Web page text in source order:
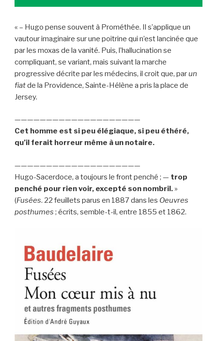
« – Hugo pense souvent à Prométhée. Il s’applique un
vautour imaginaire sur une poitrine qui n’est lancinée que
par les moxas de la vanité. Puis, l’hallucination se
compliquant, se variant, mais suivant la marche
progressive décrite par les médecins, il croit que, parun
fiatde la Providence, Sainte-Hélène a pris la place de
Jersey.
————————————————————
Cet homme est si peu élégiaque, si peu éthéré,
qu’il ferait horreur même à un notaire.
————————————————————
Hugo-Sacerdoce, a toujours le front penché ; — trop
penché pour rien voir, excepté son nombril. »
(Fusées. 22 feuillets parus en 1887 dans les Oeuvres
posthumes ; écrits, semble-t-il, entre 1855 et 1862.